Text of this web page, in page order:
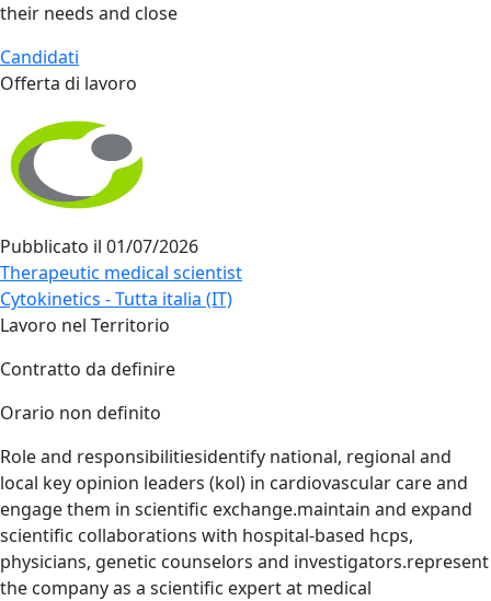
their needs and close
Candidati
Offerta di lavoro
Pubblicato il 01/07/2026
Therapeutic medical scientist
Cytokinetics - Tutta italia (IT)
Lavoro nel Territorio
Contratto da definire
Orario non definito
Role and responsibilitiesidentify national, regional and
local key opinion leaders (kol) in cardiovascular care and
engage them in scientific exchange.maintain and expand
scientific collaborations with hospital‑based hcps,
physicians, genetic counselors and investigators.represent
the company as a scientific expert at medical